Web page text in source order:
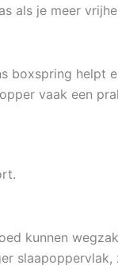
als je meer
boxspring helpt
vaak een
kunnen